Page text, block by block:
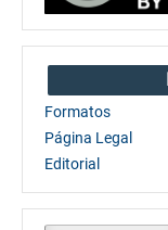
Formatos
Página Legal
Editorial